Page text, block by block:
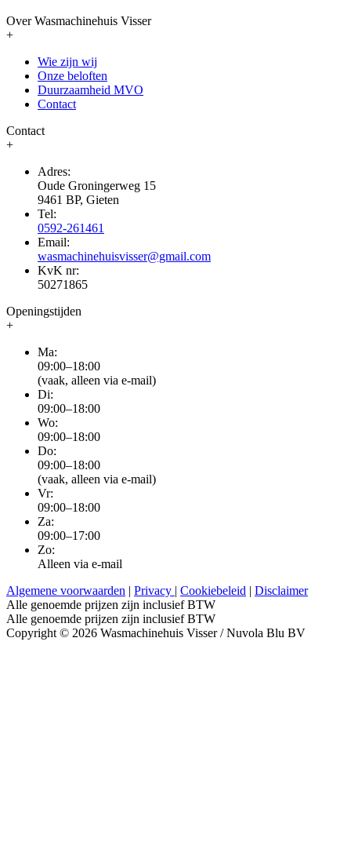
Over Wasmachinehuis Visser
+
Wie zijn wij
Onze beloften
Duurzaamheid MVO
Contact
Contact
+
Adres:
Oude Groningerweg 15
9461 BP, Gieten
Tel:
0592-261461
Email:
wasmachinehuisvisser@gmail.com
KvK nr:
50271865
Openingstijden
+
Ma:
09:00–18:00
(vaak, alleen via e-mail)
Di:
09:00–18:00
Wo:
09:00–18:00
Do:
09:00–18:00
(vaak, alleen via e-mail)
Vr:
09:00–18:00
Za:
09:00–17:00
Zo:
Alleen via e-mail
Algemene voorwaarden | Privacy | Cookiebeleid | Disclaimer
Alle genoemde prijzen zijn inclusief BTW
Alle genoemde prijzen zijn inclusief BTW
Copyright © 2026 Wasmachinehuis Visser / Nuvola Blu BV